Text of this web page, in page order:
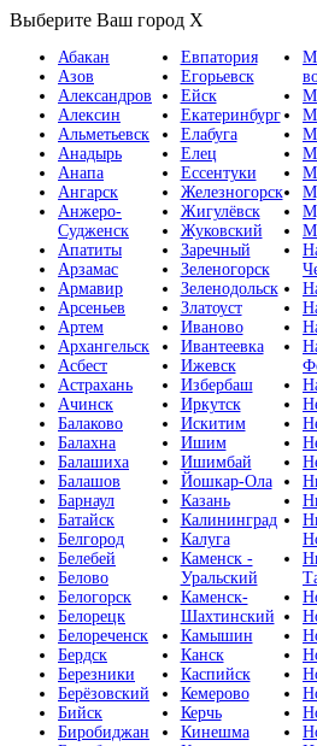
Выберите Ваш город X
Абакан
Азов
Александров
Алексин
Альметьевск
Анадырь
Анапа
Ангарск
Анжеро-
Судженск
Апатиты
Арзамас
Армавир
Арсеньев
Артем
Архангельск
Асбест
Астрахань
Ачинск
Балаково
Балахна
Балашиха
Балашов
Барнаул
Батайск
Белгород
Белебей
Белово
Белогорск
Белорецк
Белореченск
Бердск
Березники
Берёзовский
Бийск
Биробиджан
Евпатория
Егорьевск
Ейск
Екатеринбург
Елабуга
Елец
Ессентуки
Железногорск
Жигулёвск
Жуковский
Заречный
Зеленогорск
Зеленодольск
Златоуст
Иваново
Ивантеевка
Ижевск
Избербаш
Иркутск
Искитим
Ишим
Ишимбай
Йошкар-Ола
Казань
Калининград
Калуга
Каменск -
Уральский
Каменск-
Шахтинский
Камышин
Канск
Каспийск
Кемерово
Керчь
Кинешма